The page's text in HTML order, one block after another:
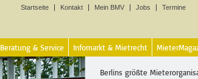
Startseite Kontakt Mein BMV Jobs Termine
Beratung & Service Infomarkt & Mietrecht
Berlins größte